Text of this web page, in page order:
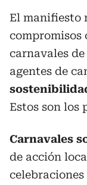
El manifiesto
compromisos
carnavales
agentes de
Estos son los
Carnavales
de acción